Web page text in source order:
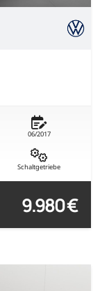
06/2017
Schaltgetriebe
9.980 €